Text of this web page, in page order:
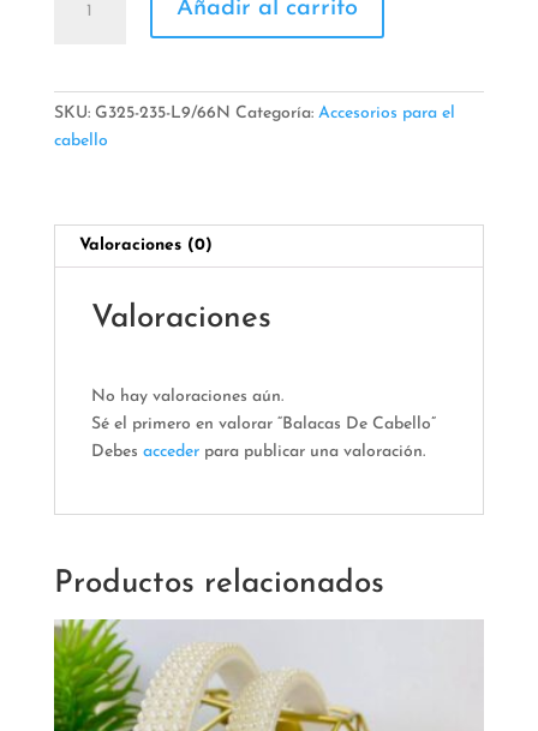
Añadir al carrito
SKU: G325-235-L9/66N Categoría: Accesorios para el
cabello
Valoraciones (0)
Valoraciones
No hay valoraciones aún.
Sé el primero en valorar “Balacas De Cabello”
Debes accederpara publicar una valoración.
Productos relacionados